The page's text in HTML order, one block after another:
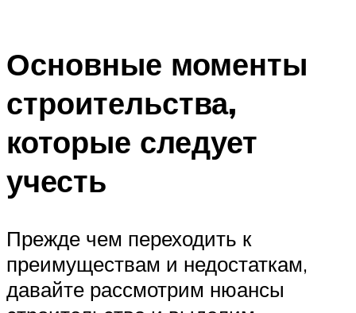
Основные моменты
строительства,
которые следует
учесть
Прежде чем переходить к
преимуществам и недостаткам,
давайте рассмотрим нюансы